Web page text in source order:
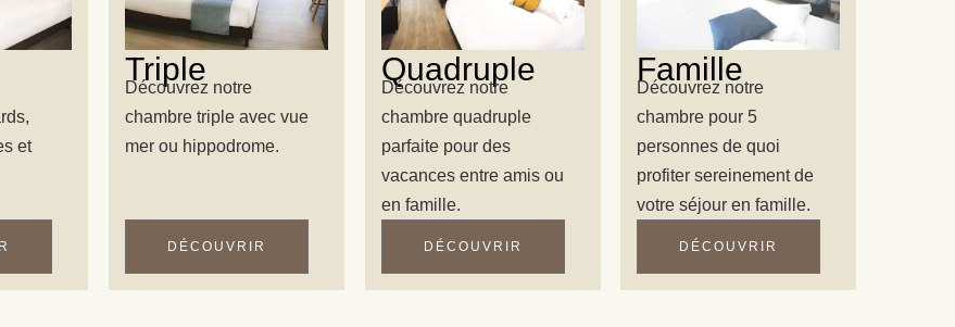
et
Triple
Découvrez notre
chambre triple avec vue
mer ou hippodrome.
DÉCOUVRIR
Quadruple
Découvrez notre
chambre quadruple
parfaite pour des
vacances entre amis ou
en famille.
DÉCOUVRIR
Famille
Découvrez notre
chambre pour 5
personnes de quoi
profiter sereinement de
votre séjour en famille.
DÉCOUVRIR